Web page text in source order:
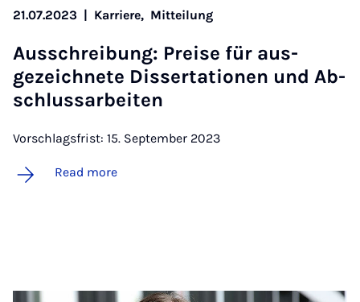
21.07.2023 | Karriere, Mitteilung
Aus­s­chreibung: Pre­ise für aus­
gezeich­nete Dis­ser­ta­tion­en und Ab­
schlus­sarbeiten
Vorschlagsfrist: 15. September 2023
Read more